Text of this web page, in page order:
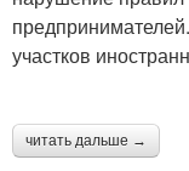
участков
читать дальше →